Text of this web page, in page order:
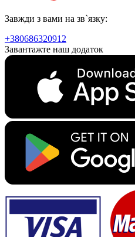
Завжди з вами на зв`язку:
+380686320912
Завантажте наш додаток